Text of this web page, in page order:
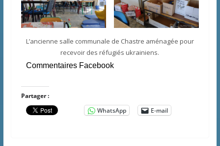
L’ancienne salle communale de Chastre aménagée pour
recevoir des réfugiés ukrainiens.
Commentaires Facebook
Partager :
WhatsApp
E-mail